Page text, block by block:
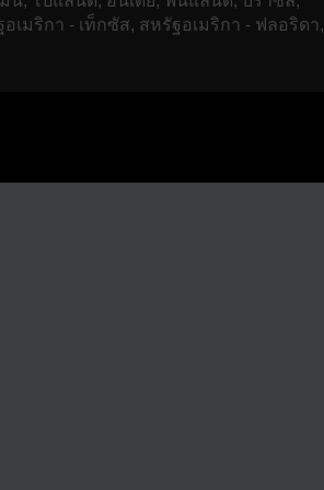
อเมริกา - เท็กซัส, สหรัฐอเมริกา - ฟลอริดา,